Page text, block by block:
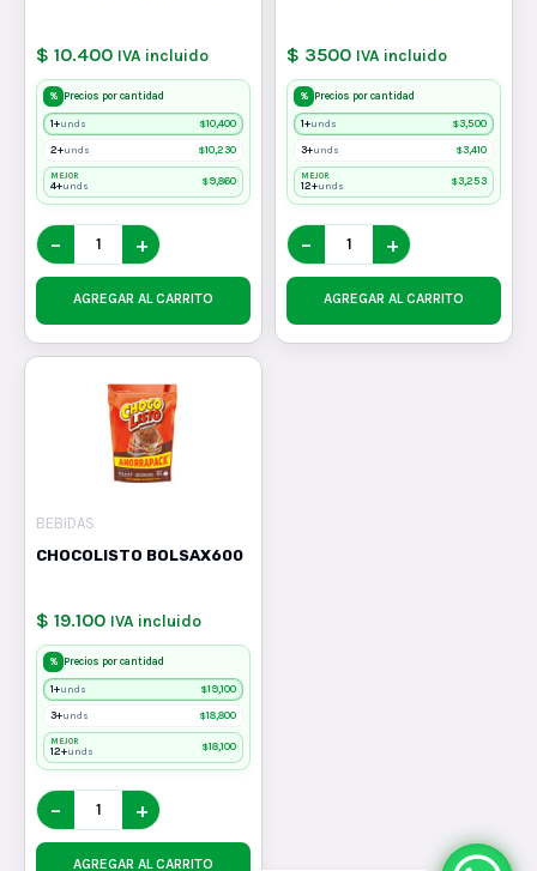
$ 10.400 IVA incluido
% Precios por cantidad
1+unds $10,400
2+unds $10,230
MEJOR
4+unds $9,860
− +
AGREGAR AL CARRITO
$ 3500 IVA incluido
% Precios por cantidad
1+unds $3,500
3+unds $3,410
MEJOR
12+unds $3,253
− +
AGREGAR AL CARRITO
BEBIDAS
CHOCOLISTO BOLSAX600
$ 19.100 IVA incluido
% Precios por cantidad
1+unds $19,100
3+unds $18,800
MEJOR
12+unds $18,100
− +
AGREGAR AL CARRITO